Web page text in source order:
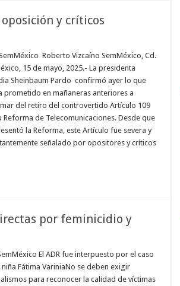
y críticos
Roberto Vizcaíno SemMéxico, Cd.
15 de mayo, 2025.- La presidenta
Sheinbaum Pardo confirmó ayer lo que
prometido en mañaneras anteriores a
del retiro del controvertido Artículo 109
Reforma de Telecomunicaciones. Desde que
la Reforma, este Artículo fue severa y
señalado por opositores y críticos
por feminicidio y
El ADR fue interpuesto por el caso
niña Fátima VariniaNo se deben exigir
para reconocer la calidad de víctimas